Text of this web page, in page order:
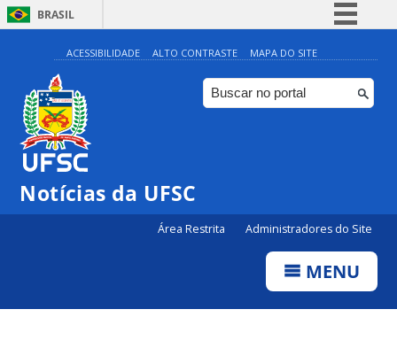
BRASIL
Simplifique!
Comunica BR
Participe
ACESSIBILIDADE ALTO CONTRASTE MAPA DO SITE
Notícias da UFSC
Área Restrita Administradores do Site
MENU